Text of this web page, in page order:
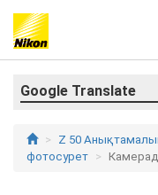
Google Translate
Z 50
фотосурет